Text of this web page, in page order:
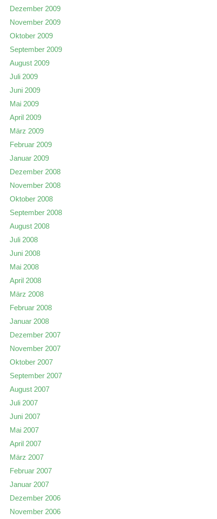
Dezember 2009
November 2009
Oktober 2009
September 2009
August 2009
Juli 2009
Juni 2009
Mai 2009
April 2009
März 2009
Februar 2009
Januar 2009
Dezember 2008
November 2008
Oktober 2008
September 2008
August 2008
Juli 2008
Juni 2008
Mai 2008
April 2008
März 2008
Februar 2008
Januar 2008
Dezember 2007
November 2007
Oktober 2007
September 2007
August 2007
Juli 2007
Juni 2007
Mai 2007
April 2007
März 2007
Februar 2007
Januar 2007
Dezember 2006
November 2006